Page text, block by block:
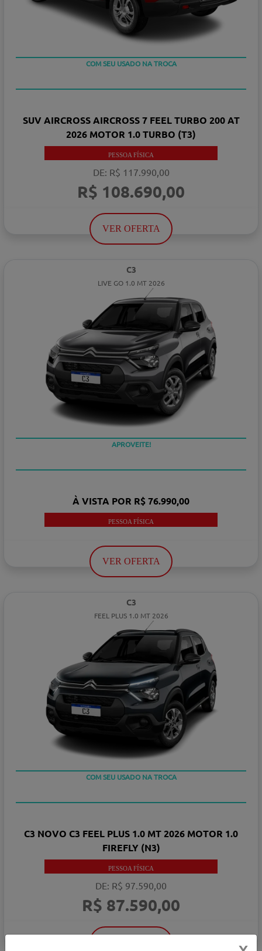
SUV AIRCROSS AIRCROSS 7 FEEL TURBO 200 AT
2026 MOTOR 1.0 TURBO (T3)
PESSOA FÍSICA
DE: R$ 117.990,00
R$ 108.690,00
VER OFERTA
C3
LIVE GO 1.0 MT 2026
APROVEITE!
À VISTA POR R$ 76.990,00
PESSOA FÍSICA
VER OFERTA
C3
FEEL PLUS 1.0 MT 2026
C3 NOVO C3 FEEL PLUS 1.0 MT 2026 MOTOR 1.0
FIREFLY (N3)
PESSOA FÍSICA
DE: R$ 97.590,00
R$ 87.590,00